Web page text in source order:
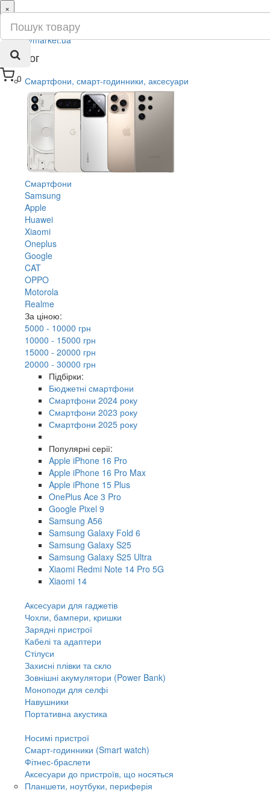
0
×
ru
ua
Каталог
Смартфони, смарт-годинники, аксесуари
Смартфони
Samsung
Apple
Huawei
Xiaomi
Oneplus
Google
CAT
OPPO
Motorola
Realme
За ціною:
5000 - 10000 грн
10000 - 15000 грн
15000 - 20000 грн
20000 - 30000 грн
Підбірки:
Бюджетні смартфони
Смартфони 2024 року
Смартфони 2023 року
Смартфони 2025 року
Популярні серії:
Apple iPhone 16 Pro
Apple iPhone 16 Pro Max
Apple iPhone 15 Plus
OnePlus Ace 3 Pro
Google Pixel 9
Samsung A56
Samsung Galaxy Fold 6
Samsung Galaxy S25
Samsung Galaxy S25 Ultra
Xiaomi Redmi Note 14 Pro 5G
Xiaomi 14
Аксесуари для гаджетів
Чохли, бампери, кришки
Зарядні пристрої
Кабелі та адаптери
Стілуси
Захисні плівки та скло
Зовнішні акумулятори (Power Bank)
Моноподи для селфі
Навушники
Портативна акустика
Носимі пристрої
Смарт-годинники (Smart watch)
Фітнес-браслети
Аксесуари до пристроїв, що носяться
Планшети, ноутбуки, периферія